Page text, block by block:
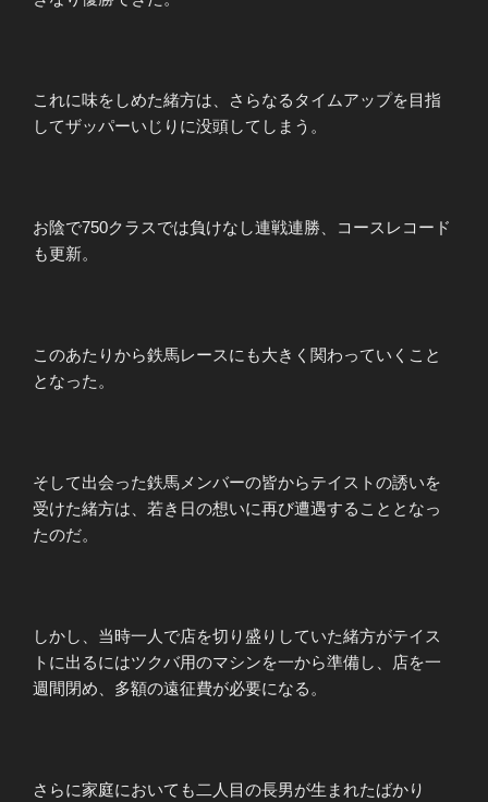
これに味をしめた緒方は、さらなるタイムアップを目指
してザッパーいじりに没頭してしまう。
お陰で750クラスでは負けなし連戦連勝、コースレコード
も更新。
このあたりから鉄馬レースにも大きく関わっていくこと
となった。
そして出会った鉄馬メンバーの皆からテイストの誘いを
受けた緒方は、若き日の想いに再び遭遇することとなっ
たのだ。
しかし、当時一人で店を切り盛りしていた緒方がテイス
トに出るにはツクバ用のマシンを一から準備し、店を一
週間閉め、多額の遠征費が必要になる。
さらに家庭においても二人目の長男が生まれたばかり